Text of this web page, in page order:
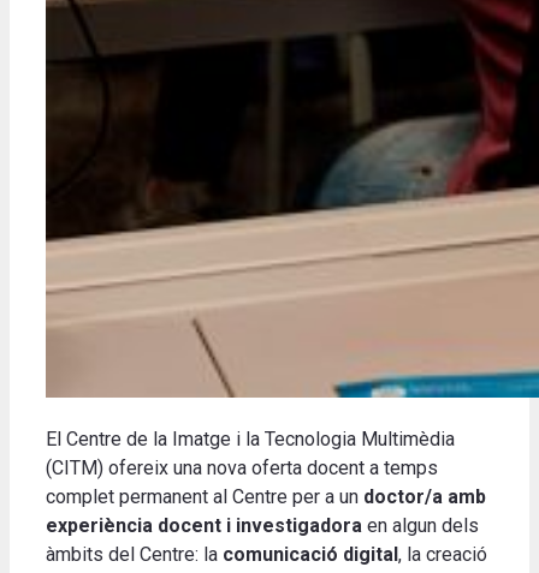
El Centre de la Imatge i la Tecnologia Multimèdia
(CITM) ofereix una nova oferta docent a temps
complet permanent al Centre per a un doctor/a amb
experiència docent i investigadora en algun dels
àmbits del Centre: la comunicació digital , la creació